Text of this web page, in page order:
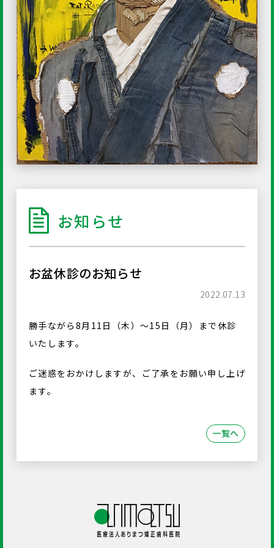
お知らせ
お盆休診のお知らせ
2022.07.13
勝手ながら8月11日（木）〜15日（月）まで休診
いたします。
ご迷惑をおかけしますが、ご了承をお願い申し上げ
ます。
一覧へ